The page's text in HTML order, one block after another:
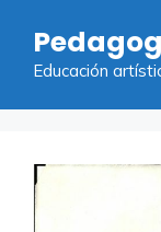
contenido
Educación